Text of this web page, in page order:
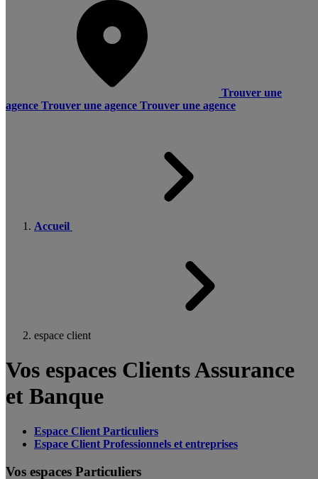
Trouver une
agence Trouver une agence Trouver une agence
Accueil
espace client
Vos espaces Clients Assurance
et Banque
Espace Client Particuliers
Espace Client Professionnels et entreprises
Vos espaces Particuliers